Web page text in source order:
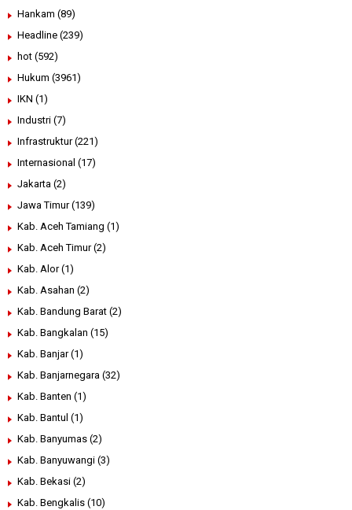
Hankam (89)
Headline (239)
hot (592)
Hukum (3961)
IKN (1)
Industri (7)
Infrastruktur (221)
Internasional (17)
Jakarta (2)
Jawa Timur (139)
Kab. Aceh Tamiang (1)
Kab. Aceh Timur (2)
Kab. Alor (1)
Kab. Asahan (2)
Kab. Bandung Barat (2)
Kab. Bangkalan (15)
Kab. Banjar (1)
Kab. Banjarnegara (32)
Kab. Banten (1)
Kab. Bantul (1)
Kab. Banyumas (2)
Kab. Banyuwangi (3)
Kab. Bekasi (2)
Kab. Bengkalis (10)